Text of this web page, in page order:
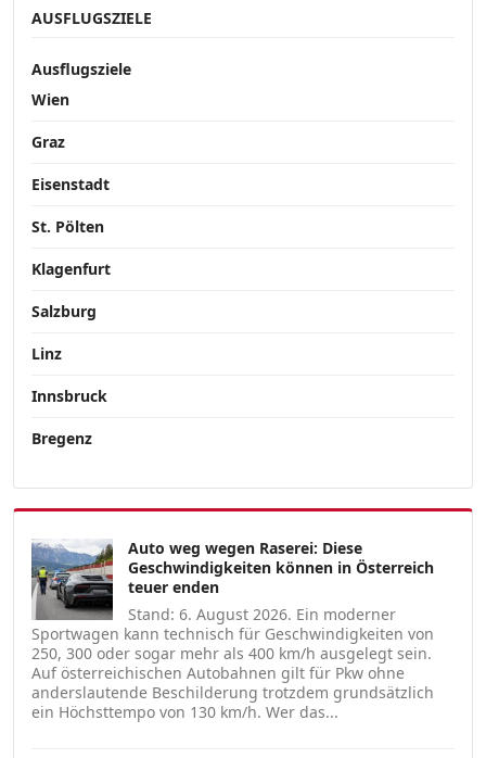
AUSFLUGSZIELE
Ausflugsziele
Wien
Graz
Eisenstadt
St. Pölten
Klagenfurt
Salzburg
Linz
Innsbruck
Bregenz
Auto weg wegen Raserei: Diese
Geschwindigkeiten können in Österreich
teuer enden
Stand: 6. August 2026. Ein moderner
Sportwagen kann technisch für Geschwindigkeiten von
250, 300 oder sogar mehr als 400 km/h ausgelegt sein.
Auf österreichischen Autobahnen gilt für Pkw ohne
anderslautende Beschilderung trotzdem grundsätzlich
ein Höchsttempo von 130 km/h. Wer das...